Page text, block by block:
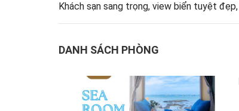
Khách sạn sang trọng, view biển tuyệt
DANH SÁCH PHÒNG